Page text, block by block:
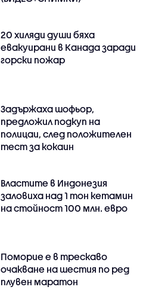
20 хиляди души бяха
евакуирани в Канада заради
горски пожар
Задържаха шофьор,
предложил подкуп на
полицаи, след положителен
тест за кокаин
Властите в Индонезия
заловиха над 1 тон кетамин
на стойност 100 млн. евро
Поморие е в трескаво
очакване на шестия по ред
плувен маратон